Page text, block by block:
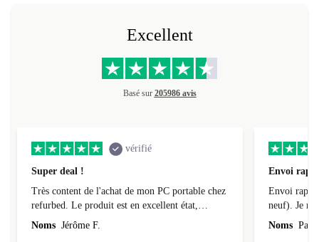
Excellent
Basé sur 205986 avis
vérifié
Super deal !
Très content de l'achat de mon PC portable chez
refurbed. Le produit est en excellent état,
parfaitement conforme à la description et tourne
Noms Jérôme F.
Envoi
Envoi
neuf). Je
Noms